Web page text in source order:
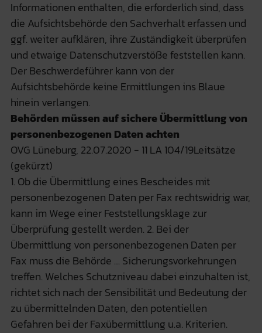
Informationen enthalten, die erforderlich sind, dass
die Aufsichtsbehörde den Sachverhalt erfassen und
ggf. weiter aufklären, ihre Zuständigkeit überprüfen
und etwaige Datenschutzverstöße feststellen kann.
Der Beschwerdeführer kann von der
Aufsichtsbehörde keine Ermittlungen ins Blaue
hinein verlangen.
Behörden müssen auf sichere Übermittlung von
personenbezogenen Daten achten
OVG Lüneburg, 22.07.2020 - 11 LA 104/19Leitsätze
(gekürzt)
1. Ob die Übermittlung eines Bescheides mit
personenbezogenen Daten per Fax rechtswidrig war,
kann im Wege einer Feststellungsklage zur
Überprüfung gestellt werden. 2. Bei der
Übermittlung von personenbezogenen Daten per
Fax muss die Behörde … Sicherungsvorkehrungen
treffen. Welches Schutzniveau dabei einzuhalten ist,
richtet sich nach der Sensibilität und Bedeutung der
zu übermittelnden Daten, den potentiellen
Gefahren bei der Faxübermittlung u.a. Kriterien.